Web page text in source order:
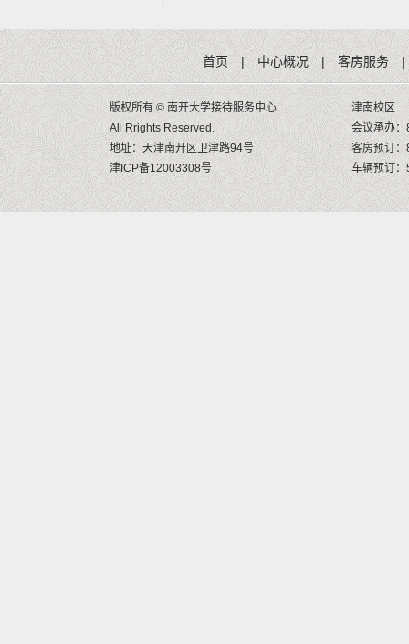
首页 | 中心概况 | 客房服务 |
版权所有 © 南开大学接待服务中心
All Rrights Reserved.
地址：天津南开区卫津路94号
津ICP备12003308号
津南校区
会议承办
客房预订
车辆预订